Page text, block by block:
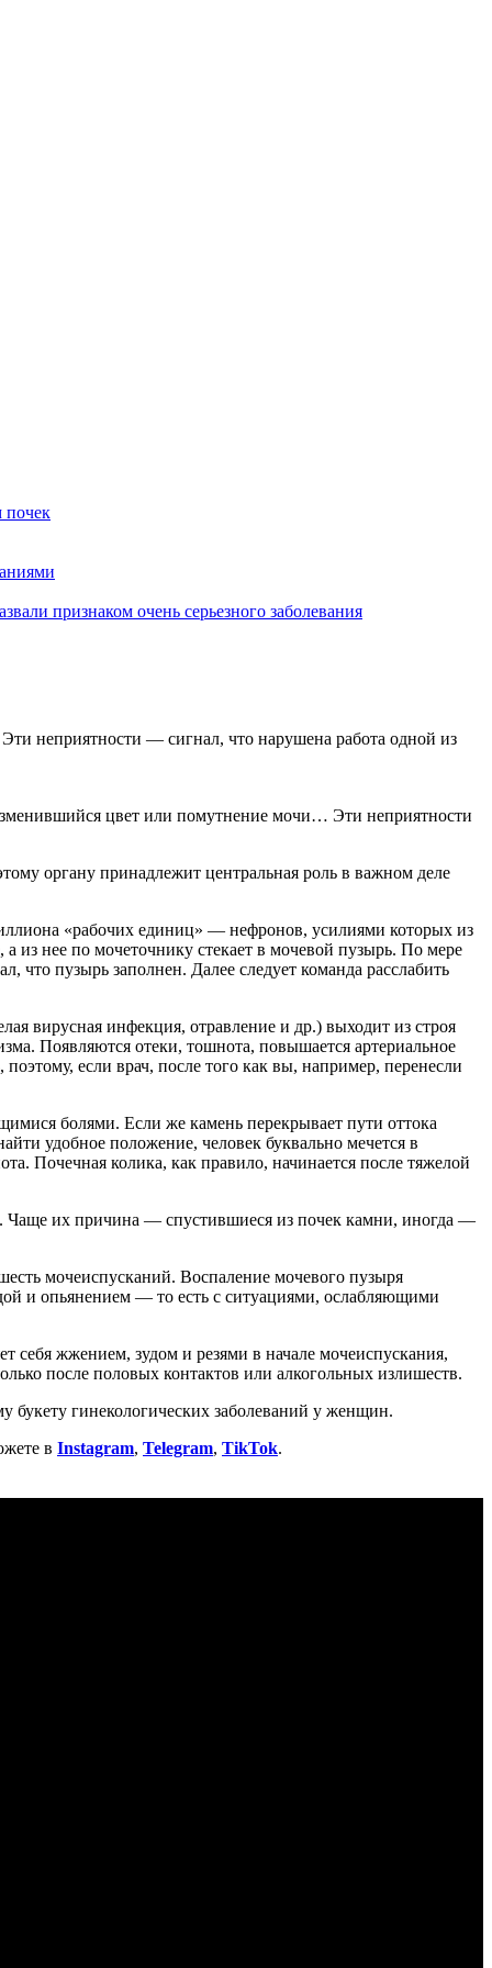
почек
признаком очень серьезного заболевания
неприятности — сигнал, что нарушена работа одной из
цвет или помутнение мочи… Эти неприятности
органу принадлежит центральная роль в важном деле
«рабочих единиц» — нефронов, усилиями которых из
из нее по мочеточнику стекает в мочевой пузырь. По мере
что пузырь заполнен. Далее следует команда расслабить
вирусная инфекция, отравление и др.) выходит из строя
Появляются отеки, тошнота, повышается артериальное
если врач, после того как вы, например, перенесли
болями. Если же камень перекрывает пути оттока
удобное положение, человек буквально мечется в
Почечная колика, как правило, начинается после тяжелой
Чаще их причина — спустившиеся из почек камни, иногда —
мочеиспусканий. Воспаление мочевого пузыря
и опьянением — то есть с ситуациями, ослабляющими
себя жжением, зудом и резями в начале мочеиспускания,
после половых контактов или алкогольных излишеств.
букету гинекологических заболеваний у женщин.
в Instagram, Telegram, TikTok.